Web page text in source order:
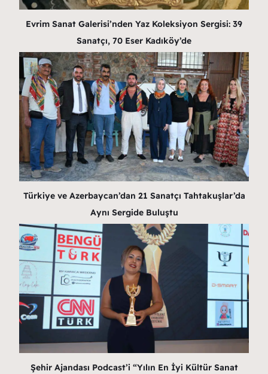
Evrim Sanat Galerisi’nden Yaz Koleksiyon Sergisi: 39
Sanatçı, 70 Eser Kadıköy’de
Türkiye ve Azerbaycan’dan 21 Sanatçı Tahtakuşlar’da
Aynı Sergide Buluştu
Şehir Ajandası Podcast’i “Yılın En İyi Kültür Sanat